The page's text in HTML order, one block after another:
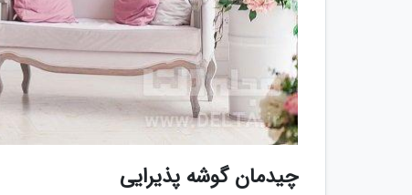
چیدمان گوشه پذیرایی